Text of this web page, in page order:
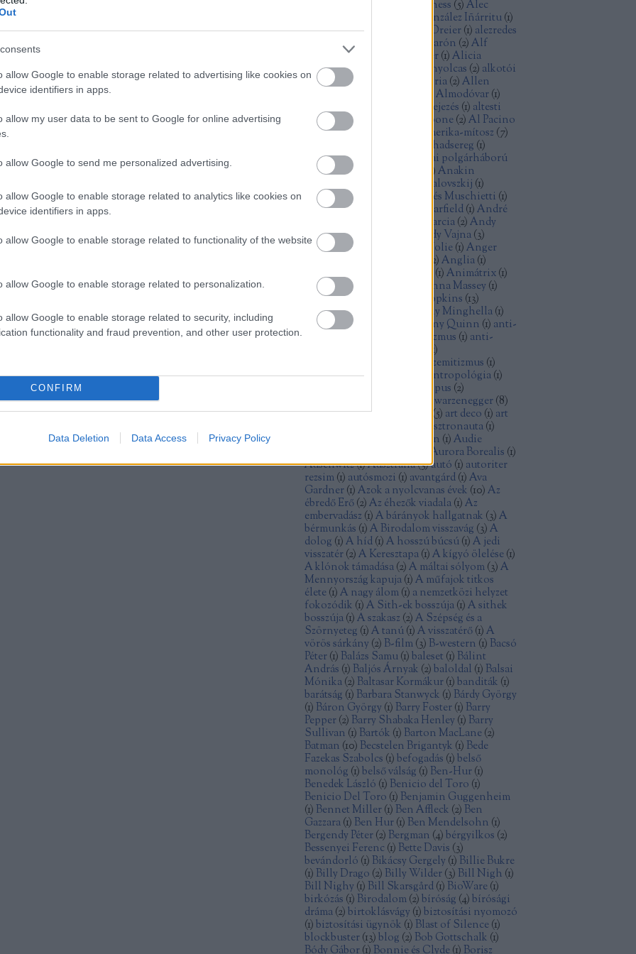
allow Google to enable storage related to advertising like cookies on
identifiers in apps.
allow my user data to be sent to Google for online advertising
allow Google to send me personalized advertising.
allow Google to enable storage related to analytics like cookies on
identifiers in apps.
allow Google to enable storage related to functionality of the website
allow Google to enable storage related to personalization.
allow Google to enable storage related to security, including
functionality and fraud prevention, and other user protection.
CONFIRM
Data Deletion Data Access Privacy Policy
Alec Guinness (5)Alec
Alejandro González Iñárritu(1)
Alexandre Desplat
Alex Dreier(1) alezredes
álfilozófia Alfonso Cuarón (2)Alf
) Alice Rohrwacher(1)Alicia
Vikander( Aljas nyolcas (2) alkotói
válság
államiság allegória(2)Allen
Almodóvar(1)
alternatív befejezés (1) altesti
poénok
) Al Capone (2)Al Pacino
)American Graffiti Amerika-mítosz (7)
amerikai hadsereg (1)
amerikai kisváros
amerikai polgárháború
Amidala )Anakin
Andrej Koncsalovszkij (1)
Andrej Tarkovszkij
Andrés Muschietti (1)
Andrew Davis
Andrew Garfield(1)André
Andy Garcia(2)Andy
Jones(1)Andy Serkis Andy Vajna(3)
Andzrej Vajda
Angelina Jolie (1)Anger
2)Anglia(1)
animáció
(1)Animátrix(1)
anime
Anna Karina Anna Massey (1)
Ann Doran
Anthony Hopkins (13)
Anthony Mann
Anthony Minghella(1)
Anthony Perkins
Anthony Quinn (1) anti-
anti-kapitalizmus (1) anti-
1)
antiszemitizmus (1)
antiutópia(1) antropológia(1)
archetípus (2)
Arnold Schwarzenegger(8)
ártatlanság(1)Arthur Penn (5) art deco (1) art
asztronauta(1)
Atom Egoyan (1)Audie
Aurora Borealis (1)
Auschwitz(1)Ausztrália(3)autó (1) autoriter
rezsim(1) autósmozi (1) avantgárd(1)Ava
Gardner(1)Azok a nyolcvanas évek (10)Az
ébredő Erő(2)Az éhezők viadala(1)Az
embervadász (1)A bárányok hallgatnak (3)A
bérmunkás (1)A Birodalom visszavág (3)A
dolog (1)A híd(1)A hosszú búcsú(1)A jedi
visszatér(2)A Keresztapa(1)A kígyó ölelése (1)
A klónok támadása(2)A máltai sólyom(3)A
Mennyország kapuja(1)A műfajok titkos
élete (1)A nagy álom(1) a nemzetközi helyzet
fokozódik (1)A Sith-ek bosszúja(1)A sithek
bosszúja(1)A szakasz (2)A Szépség és a
Szörnyeteg (1)A tanú(1)A visszatérő(1)A
vörös sárkány (2) B-film(3) B-western (1) Bacsó
Péter(1) Balázs Samu(1)baleset (1) Bálint
András (1) Baljós Árnyak (2)baloldal (1) Balsai
Mónika(2) Baltasar Kormákur(1)banditák (1)
barátság (1) Barbara Stanwyck (1) Bárdy György
(1) Báron György (1) Barry Foster(1) Barry
Pepper(2) Barry Shabaka Henley (1) Barry
Sullivan (1) Bartók (1) Barton MacLane (2)
Batman (10) Becstelen Brigantyk (1) Bede
Fazekas Szabolcs (1)befogadás (1)belső
monológ (1)belső válság (1) Ben-Hur(1)
Benedek László (1) Benicio del Toro (1)
Benicio Del Toro (1) Benjamin Guggenheim
(1) Bennet Miller(1) Ben Affleck (2) Ben
Gazzara(1) Ben Hur(1) Ben Mendelsohn (1)
Bergendy Péter(2) Bergman (4)bérgyilkos (2)
Bessenyei Ferenc (1) Bette Davis (3)
bevándorló (1) Bikácsy Gergely (1) Billie Bukre
(1) Billy Drago (2) Billy Wilder(3) Bill Nigh (1)
Bill Nighy (1) Bill Skarsgård(1) BioWare (1)
birkózás (1) Birodalom(2)bíróság (4)bírósági
dráma(2)birtoklásvágy (1)biztosítási nyomozó
(1)biztosítási ügynök (1) Blast of Silence (1)
blockbuster(13)blog (2) Bob Gottschalk (1)
Bódy Gábor(1) Bonnie és Clyde (1) Borisz